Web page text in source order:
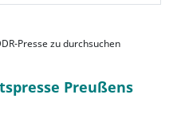
Presse zu durchsuchen
Preußens